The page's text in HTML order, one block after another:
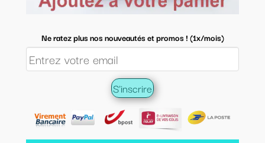
Ne ratez plus nos nouveautés et promos ! (1x/mois)